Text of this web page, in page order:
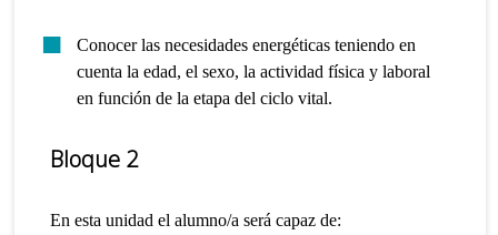
Conocer las necesidades energéticas teniendo en
cuenta la edad, el sexo, la actividad física y laboral
en función de la etapa del ciclo vital.
Bloque 2
En esta unidad el alumno/a será capaz de: